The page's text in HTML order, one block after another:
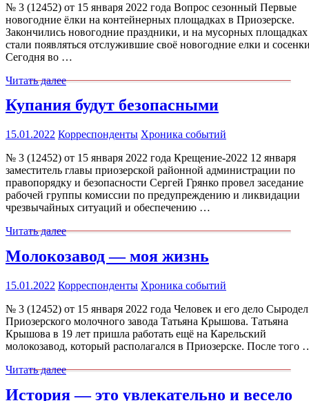
№ 3 (12452) от 15 января 2022 года Вопрос сезонный Первые
новогодние ёлки на контейнерных площадках в Приозерске.
Закончились новогодние праздники, и на мусорных площадках
стали появляться отслужившие своё новогодние елки и
Сегодня во …
Читать далее
Купания будут безопасными
15.01.2022 Корреспонденты Хроника событий
№ 3 (12452) от 15 января 2022 года Крещение-2022 12 января
заместитель главы приозерской районной администрации по
правопорядку и безопасности Сергей Грянко провел заседание
рабочей группы комиссии по предупреждению и ликвидации
чрезвычайных ситуаций и обеспечению …
Читать далее
Молокозавод — моя жизнь
15.01.2022 Корреспонденты Хроника событий
№ 3 (12452) от 15 января 2022 года Человек и его дело Сыродел
Приозерского молочного завода Татьяна Крышова. Татьяна
Крышова в 19 лет пришла работать ещё на Карельский
молокозавод, который располагался в Приозерске. После того
Читать далее
История — это увлекательно и весело